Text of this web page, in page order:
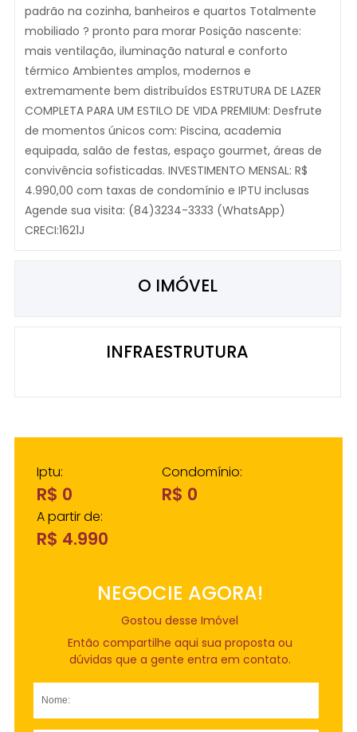
padrão na cozinha, banheiros e quartos Totalmente
mobiliado ? pronto para morar Posição nascente:
mais ventilação, iluminação natural e conforto
térmico Ambientes amplos, modernos e
extremamente bem distribuídos ESTRUTURA DE LAZER
COMPLETA PARA UM ESTILO DE VIDA PREMIUM: Desfrute
de momentos únicos com: Piscina, academia
equipada, salão de festas, espaço gourmet, áreas de
convivência sofisticadas. INVESTIMENTO MENSAL: R$
4.990,00 com taxas de condomínio e IPTU inclusas
Agende sua visita: (84)3234-3333 (WhatsApp)
CRECI:1621J
O IMÓVEL
INFRAESTRUTURA
Iptu:
R$ 0
Condomínio:
R$ 0
A partir de:
R$ 4.990
NEGOCIE AGORA!
Gostou desse Imóvel
Então compartilhe aqui sua proposta ou
dúvidas que a gente entra em contato.